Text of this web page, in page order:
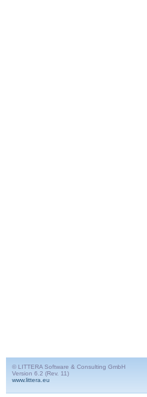
© LITTERA Software & Consulting GmbH
Version 6.2 (Rev. 11)
www.littera.eu